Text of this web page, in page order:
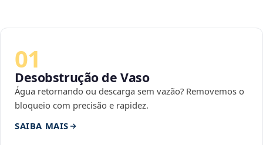
01
Desobstrução de Vaso
Água retornando ou descarga sem vazão? Removemos o
bloqueio com precisão e rapidez.
SAIBA MAIS